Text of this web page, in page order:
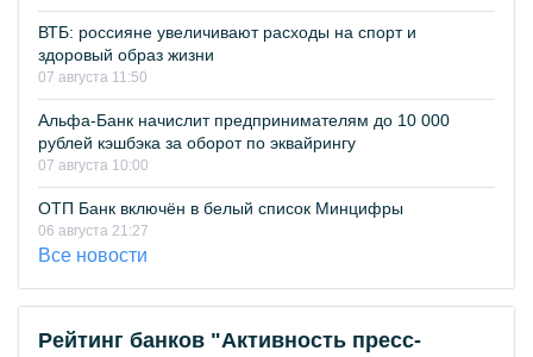
ВТБ: россияне увеличивают расходы на спорт и
здоровый образ жизни
07 августа 11:50
Альфа-Банк начислит предпринимателям до 10 000
рублей кэшбэка за оборот по эквайрингу
07 августа 10:00
ОТП Банк включён в белый список Минцифры
06 августа 21:27
Все новости
Рейтинг банков "Активность пресс-